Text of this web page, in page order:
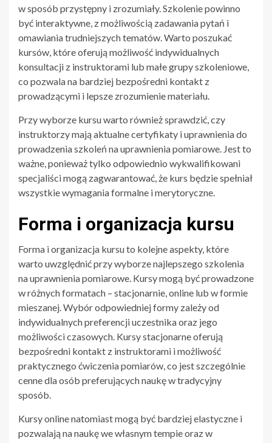
w sposób przystępny i zrozumiały. Szkolenie powinno
być interaktywne, z możliwością zadawania pytań i
omawiania trudniejszych tematów. Warto poszukać
kursów, które oferują możliwość indywidualnych
konsultacji z instruktorami lub małe grupy szkoleniowe,
co pozwala na bardziej bezpośredni kontakt z
prowadzącymi i lepsze zrozumienie materiału.
Przy wyborze kursu warto również sprawdzić, czy
instruktorzy mają aktualne certyfikaty i uprawnienia do
prowadzenia szkoleń na uprawnienia pomiarowe. Jest to
ważne, ponieważ tylko odpowiednio wykwalifikowani
specjaliści mogą zagwarantować, że kurs będzie spełniał
wszystkie wymagania formalne i merytoryczne.
Forma i organizacja kursu
Forma i organizacja kursu to kolejne aspekty, które
warto uwzględnić przy wyborze najlepszego szkolenia
na uprawnienia pomiarowe. Kursy mogą być prowadzone
w różnych formatach – stacjonarnie, online lub w formie
mieszanej. Wybór odpowiedniej formy zależy od
indywidualnych preferencji uczestnika oraz jego
możliwości czasowych. Kursy stacjonarne oferują
bezpośredni kontakt z instruktorami i możliwość
praktycznego ćwiczenia pomiarów, co jest szczególnie
cenne dla osób preferujących naukę w tradycyjny
sposób.
Kursy online natomiast mogą być bardziej elastyczne i
pozwalają na naukę we własnym tempie oraz w